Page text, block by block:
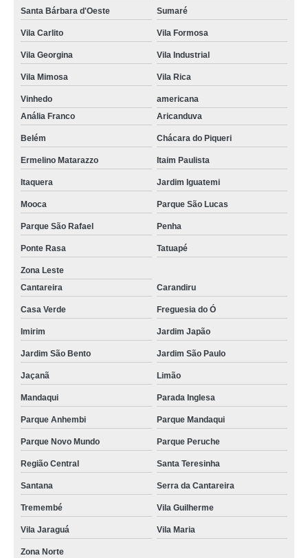
Santa Bárbara d'Oeste Sumaré
Vila Carlito Vila Formosa
Vila Georgina Vila Industrial
Vila Mimosa Vila Rica
Vinhedo
americana
Anália Franco
Aricanduva
Belém Chácara do Piqueri
Ermelino Matarazzo Itaim Paulista
Itaquera Jardim Iguatemi
Mooca Parque São Lucas
Parque São Rafael Penha
Ponte Rasa Tatuapé
Zona Leste
Cantareira
Carandiru
Casa Verde Freguesia do Ó
Imirim Jardim Japão
Jardim São Bento Jardim São Paulo
Jaçanã Limão
Mandaqui Parada Inglesa
Parque Anhembi Parque Mandaqui
Parque Novo Mundo Parque Peruche
Região Central Santa Teresinha
Santana Serra da Cantareira
Tremembé Vila Guilherme
Vila Jaraguá Vila Maria
Zona Norte